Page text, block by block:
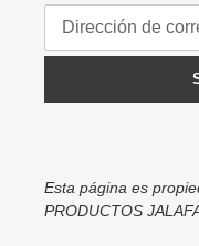
Esta página es
PRODUCTOS